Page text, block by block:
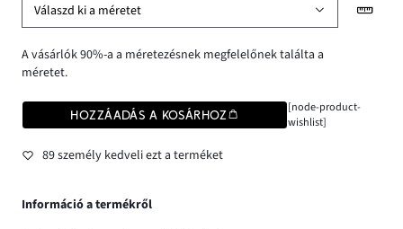
Válaszd ki a méretet
A vásárlók 90%-a a méretezésnek megfelelőnek találta a
méretet.
HOZZÁADÁS A KOSÁRHOZ
[node-product-
wishlist]
89 személy kedveli ezt a terméket
Információ a termékről